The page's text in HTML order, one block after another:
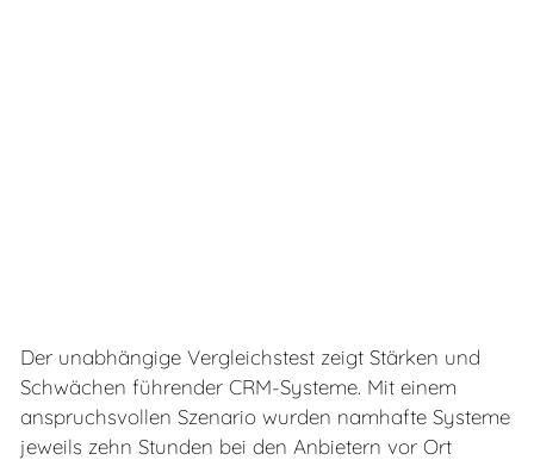
Der unabhängige Vergleichstest zeigt Stärken und
Schwächen führender CRM-Systeme. Mit einem
anspruchsvollen Szenario wurden namhafte Systeme
jeweils zehn Stunden bei den Anbietern vor Ort